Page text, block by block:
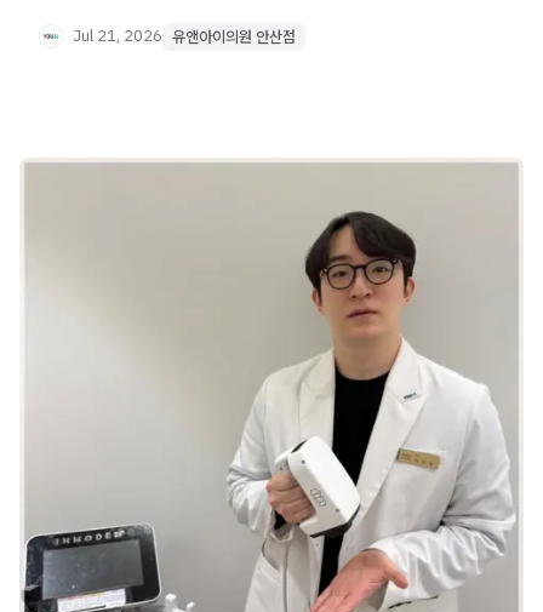
Jul 21, 2026 유앤아이의원 안산점